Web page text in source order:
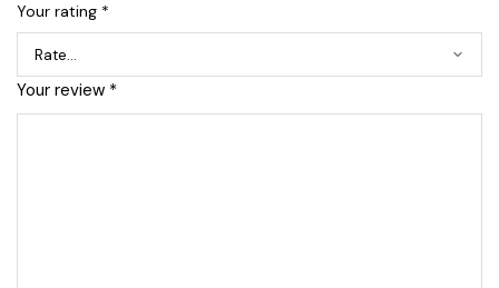
Your rating *
Your review *